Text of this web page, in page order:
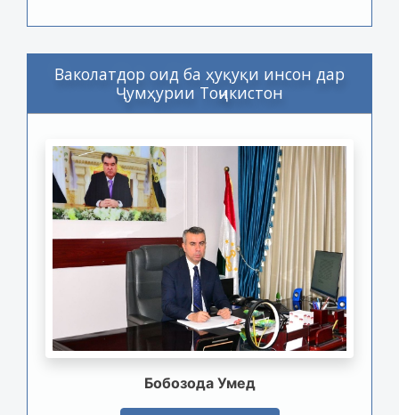
Ваколатдор оид ба ҳуқуқи инсон дар
Ҷумҳурии Тоҷикистон
Бобозода Умед